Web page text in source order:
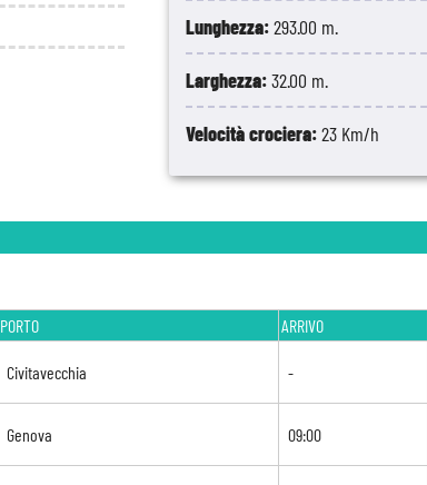
Lunghezza:293.00 m.
Larghezza:32.00 m.
Velocità crociera:23 Km/h
PORTO ARRIVO
Civitavecchia -
Genova 09:00